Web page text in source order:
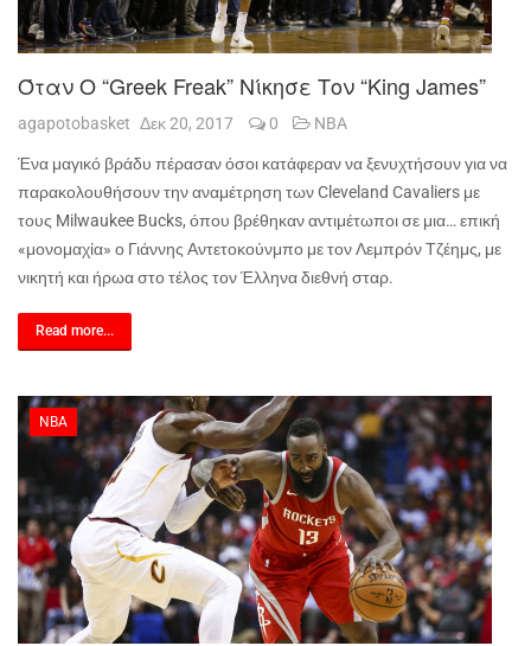
Όταν Ο “Greek Freak” Νίκησε Τον “King James”
agapotobasket Δεκ 20, 2017 0 NBA
Ένα μαγικό βράδυ πέρασαν όσοι κατάφεραν να ξενυχτήσουν για να
παρακολουθήσουν την αναμέτρηση τωνCleveland Cavaliers με
τους Milwaukee Bucks, όπου βρέθηκαν αντιμέτωποι σε μια… επική
«μονομαχία» ο Γιάννης Αντετοκούνμπο με τον Λεμπρόν Τζέημς, με
νικητή και ήρωα στο τέλος τον Έλληνα διεθνή σταρ.
Read more...
NBA